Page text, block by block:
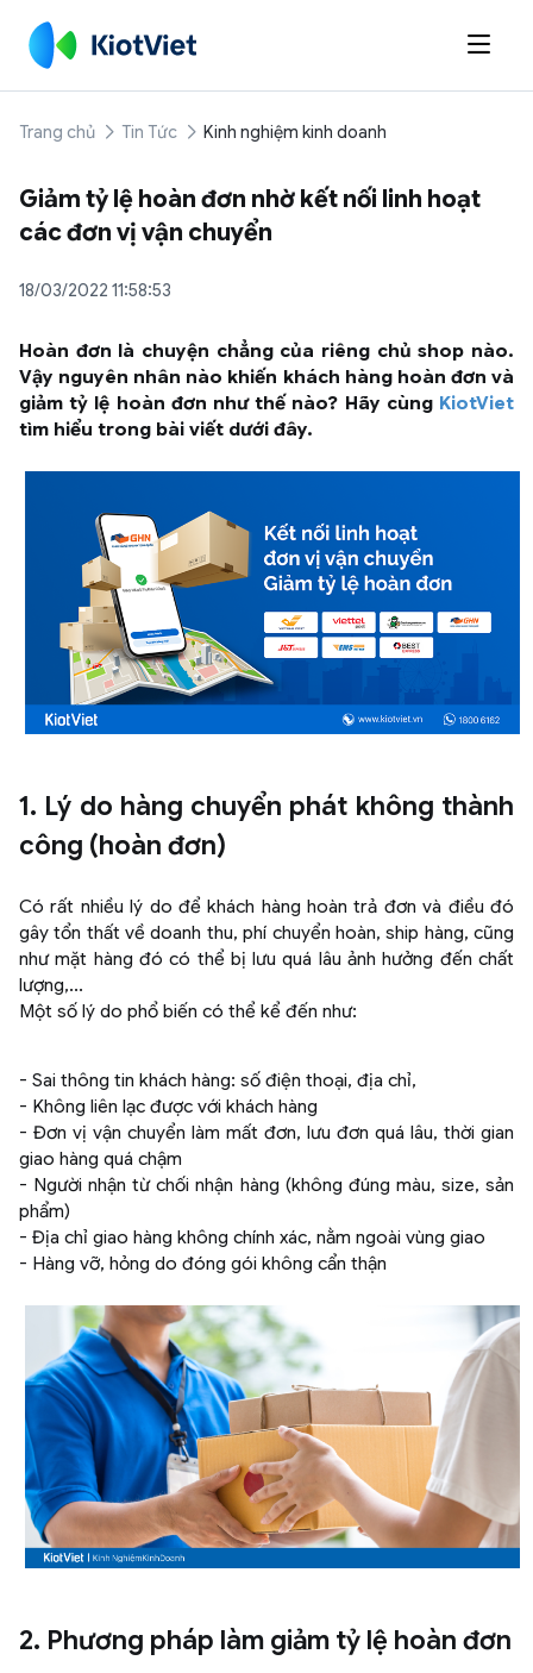

Trang chủ Tin Tức Kinh nghiệm kinh doanh
Giảm tỷ lệ hoàn đơn nhờ kết nối linh hoạt
các đơn vị vận chuyển
18/03/2022 11:58:53
Hoàn đơn là chuyện chẳng của riêng chủ shop nào.
Vậy nguyên nhân nào khiến khách hàng hoàn đơn và
giảm tỷ lệ hoàn đơn như thế nào? Hãy cùng KiotViet
tìm hiểu trong bài viết dưới đây.
1. Lý do hàng chuyển phát không thành
công (hoàn đơn)
Có rất nhiều lý do để khách hàng hoàn trả đơn và điều đó
gây tổn thất về doanh thu, phí chuyển hoàn, ship hàng, cũng
như mặt hàng đó có thể bị lưu quá lâu ảnh hưởng đến chất
lượng,...
Một số lý do phổ biến có thể kể đến như:
- Sai thông tin khách hàng: số điện thoại, địa chỉ,
- Không liên lạc được với khách hàng
- Đơn vị vận chuyển làm mất đơn, lưu đơn quá lâu, thời gian
giao hàng quá chậm
- Người nhận từ chối nhận hàng (không đúng màu, size, sản
phẩm)
- Địa chỉ giao hàng không chính xác, nằm ngoài vùng giao
- Hàng vỡ, hỏng do đóng gói không cẩn thận
2. Phương pháp làm giảm tỷ lệ hoàn đơn